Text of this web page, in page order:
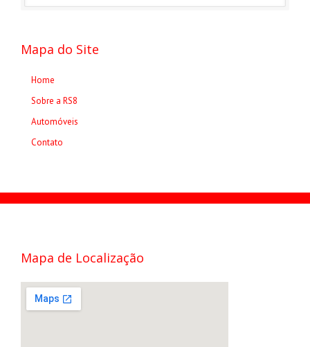
Mapa do Site
Home
Sobre a RS8
Automóveis
Contato
Mapa de Localização